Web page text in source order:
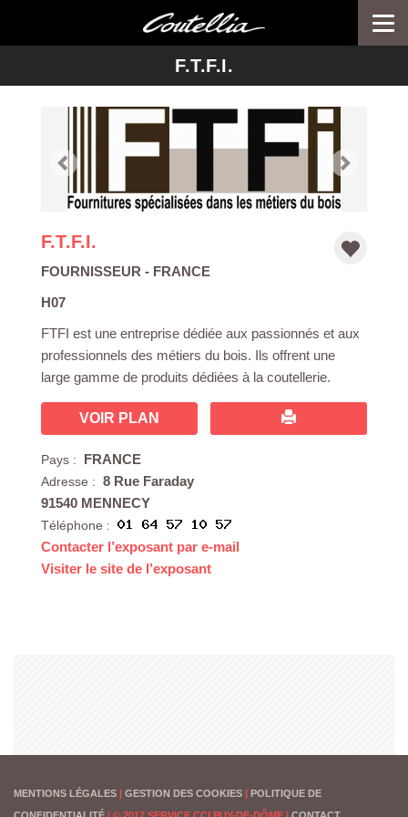
F.T.F.I.
F.T.F.I.
FOURNISSEUR - FRANCE
H07
FTFI est une entreprise dédiée aux passionnés et aux
professionnels des métiers du bois. Ils offrent une
large gamme de produits dédiées à la coutellerie.
VOIR PLAN
Pays : FRANCE
Adresse : 8 Rue Faraday
91540 MENNECY
Téléphone :
Contacter l’exposant par e-mail
Visiter le site de l’exposant
MENTIONS LÉGALES | GESTION DES COOKIES | POLITIQUE DE
CONFIDENTIALITÉ | © 2017 SERVICE CCI PUY-DE-DÔME | CONTACT